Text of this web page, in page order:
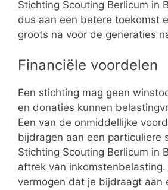
Stichting Scouting Berlicum in
dus aan een betere toekomst
groots na voor de generaties
Financiële voordelen
Een stichting mag geen
en donaties kunnen
Een van de onmiddellijke
bijdragen aan een particuliere
Stichting Scouting Berlicum in
aftrek van
vermogen dat je bijdraagt aan